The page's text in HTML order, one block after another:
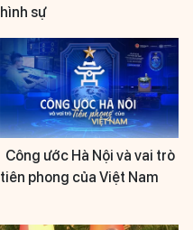
hình sự
Công ước Hà Nội và vai trò
tiên phong của Việt Nam